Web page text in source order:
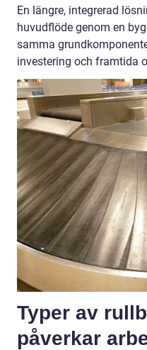
En längre, integrerad
huvudflöde genom en
samma
investering och framtida
Typer av
påverkar